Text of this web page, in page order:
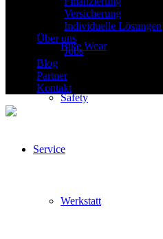
Bike Wear
Safety
Service
Werkstatt
Versicherung
Individuelle Lösungen
Über uns
Jobs
Blog
Partner
Kontakt